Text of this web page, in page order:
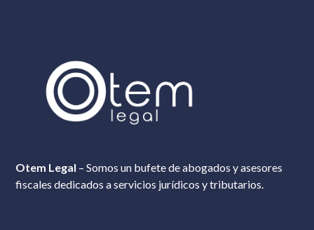
Otem Legal – Somos un bufete de abogados y asesores
fiscales dedicados a servicios jurídicos y tributarios.